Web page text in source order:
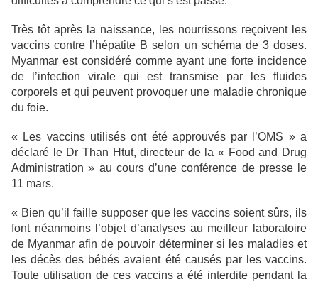
Très tôt après la naissance, les nourrissons reçoivent les
vaccins contre l’hépatite B selon un schéma de 3 doses.
Myanmar est considéré comme ayant une forte incidence
de l’infection virale qui est transmise par les fluides
corporels et qui peuvent provoquer une maladie chronique
du foie.
« Les vaccins utilisés ont été approuvés par l’OMS » a
déclaré le Dr Than Htut, directeur de la « Food and Drug
Administration » au cours d’une conférence de presse le
11 mars.
« Bien qu’il faille supposer que les vaccins soient sûrs, ils
font néanmoins l’objet d’analyses au meilleur laboratoire
de Myanmar afin de pouvoir déterminer si les maladies et
les décès des bébés avaient été causés par les vaccins.
Toute utilisation de ces vaccins a été interdite pendant la